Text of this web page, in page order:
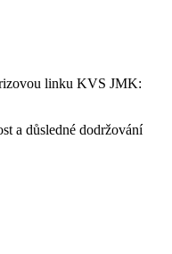
linku KVS JMK:
a důsledné dodržování